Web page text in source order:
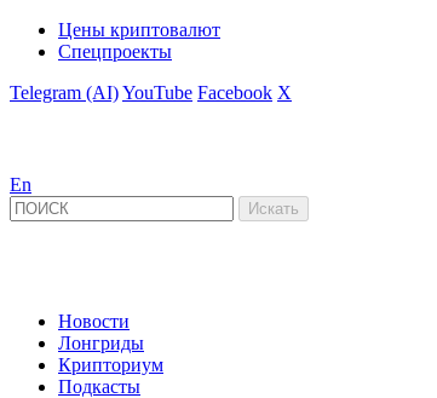
Цены криптовалют
Спецпроекты
Telegram (AI)YouTube Facebook X
En
Новости
Лонгриды
Крипториум
Подкасты